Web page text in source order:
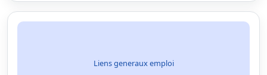
Liens generaux emploi